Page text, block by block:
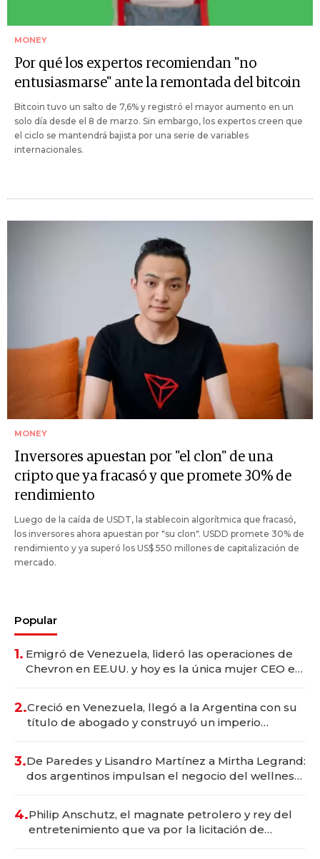
MONEY
Por qué los expertos recomiendan "no
entusiasmarse" ante la remontada del bitcoin
Bitcoin tuvo un salto de 7,6% y registró el mayor aumento en un
solo día desde el 8 de marzo. Sin embargo, los expertos creen que
el ciclo se mantendrá bajista por una serie de variables
internacionales.
MONEY
Inversores apuestan por "el clon" de una
cripto que ya fracasó y que promete 30% de
rendimiento
Luego de la caída de USDT, la stablecoin algorítmica que fracasó,
los inversores ahora apuestan por "su clon". USDD promete 30% de
rendimiento y ya superó los US$ 550 millones de capitalización de
mercado.
Popular
1. Emigró de Venezuela, lideró las operaciones de
Chevron en EE.UU. y hoy es la única mujer CEO en
2.Creció en Venezuela, llegó a la Argentina con su
título de abogado y construyó un imperio
3.De Paredes y Lisandro Martínez a Mirtha Legrand:
dos argentinos impulsan el negocio del wellness
4.Philip Anschutz, el magnate petrolero y rey del
entretenimiento que va por la licitación de